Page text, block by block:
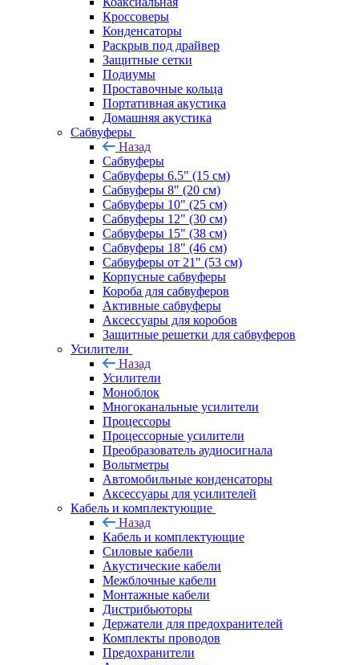
Кроссоверы
Конденсаторы
Раскрыв под драйвер
Защитные сетки
Подиумы
Проставочные кольца
Портативная акустика
Домашняя акустика
Сабвуферы
Назад
Сабвуферы
Сабвуферы 6.5" (15 см)
Сабвуферы 8" (20 см)
Сабвуферы 10" (25 см)
Сабвуферы 12" (30 см)
Сабвуферы 15" (38 см)
Сабвуферы 18" (46 см)
Сабвуферы от 21" (53 см)
Корпусные сабвуферы
Короба для сабвуферов
Активные сабвуферы
Аксессуары для коробов
Защитные решетки для сабвуферов
Усилители
Назад
Усилители
Моноблок
Многоканальные усилители
Процессоры
Процессорные усилители
Преобразователь аудиосигнала
Вольтметры
Автомобильные конденсаторы
Аксессуары для усилителей
Кабель и комплектующие
Назад
Кабель и комплектующие
Силовые кабели
Акустические кабели
Межблочные кабели
Монтажные кабели
Дистрибьюторы
Держатели для предохранителей
Комплекты проводов
Предохранители